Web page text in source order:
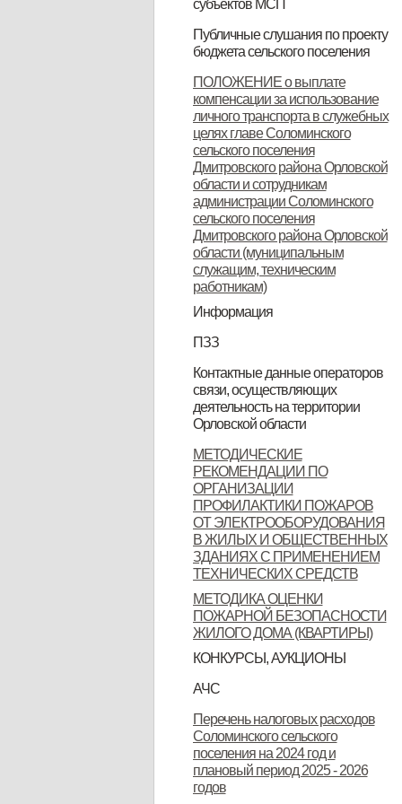
субъектов МСП
НПА
Вопрос-ответ
Имущество для бизнеса
Материалы корпорации
Коллегиальный орган
Публичные слушания по проекту
бюджета сельского поселения
ИТОГОВЫЙ ДОКУМЕНТ
публичных слушаний по проекту
муниципального правового акта
«О бюджете Соломинского
сельского поселения
Дмитровского района Орловской
области на 2021 год и плановый
период 2022-2023 годов»
ПОЛОЖЕНИЕ о выплате
компенсации за использование
личного транспорта в служебных
целях главе Соломинского
сельского поселения
Дмитровского района Орловской
области и сотрудникам
администрации Соломинского
сельского поселения
Дмитровского района Орловской
области (муниципальным
служащим, техническим
работникам)
Информация
Информация по дорогам
ПЗЗ
поселения Дмитровского района
Орловской области
Контактные данные операторов
связи, осуществляющих
деятельность на территории
Орловской области
Контактные данные операторов
связи, осуществляющих
деятельность на территории
Орловской области
МЕТОДИЧЕСКИЕ
РЕКОМЕНДАЦИИ ПО
ОРГАНИЗАЦИИ
ПРОФИЛАКТИКИ ПОЖАРОВ
ОТ ЭЛЕКТРООБОРУДОВАНИЯ
В ЖИЛЫХ И ОБЩЕСТВЕННЫХ
ЗДАНИЯХ С ПРИМЕНЕНИЕМ
ТЕХНИЧЕСКИХ СРЕДСТВ
МЕТОДИКА ОЦЕНКИ
ПОЖАРНОЙ БЕЗОПАСНОСТИ
ЖИЛОГО ДОМА (КВАРТИРЫ)
КОНКУРСЫ, АУКЦИОНЫ
Продажа земельных участков
АЧС
области от 23.11.2022 года № 674
"Об установлении
ограничительных мероприятий
области от 28.11.2022 года № 683
"О внесении изменений в Указ
Губернатора Орловской области
области от 28.11.2022 года № 684
"Об установлении
ограничительных мероприятий
Перечень налоговых расходов
Соломинского сельского
поселения на 2024 год и
плановый период 2025 - 2026
годов